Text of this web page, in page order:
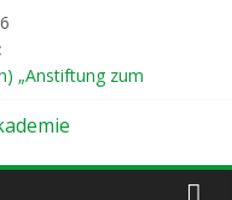
„Anstiftung zum
„Mein weltweiter
„Unterwegs zu den